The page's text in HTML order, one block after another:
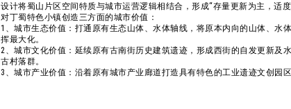
设计将蜀山片区空间特质与城市运营逻辑相结合，形成“存量更新为主，适
对丁蜀特色小镇创造三方面的城市价值：
1、城市生态价值：打通原有生态山体、水体轴线，将原本内向的山体、水
挥最大化。
2、城市文化价值：延续原有古南街历史建筑遗迹，形成西街的自发更新及
古村落群。
3、城市产业价值：沿着原有城市产业廊道打造具有特色的工业遗迹文创园区